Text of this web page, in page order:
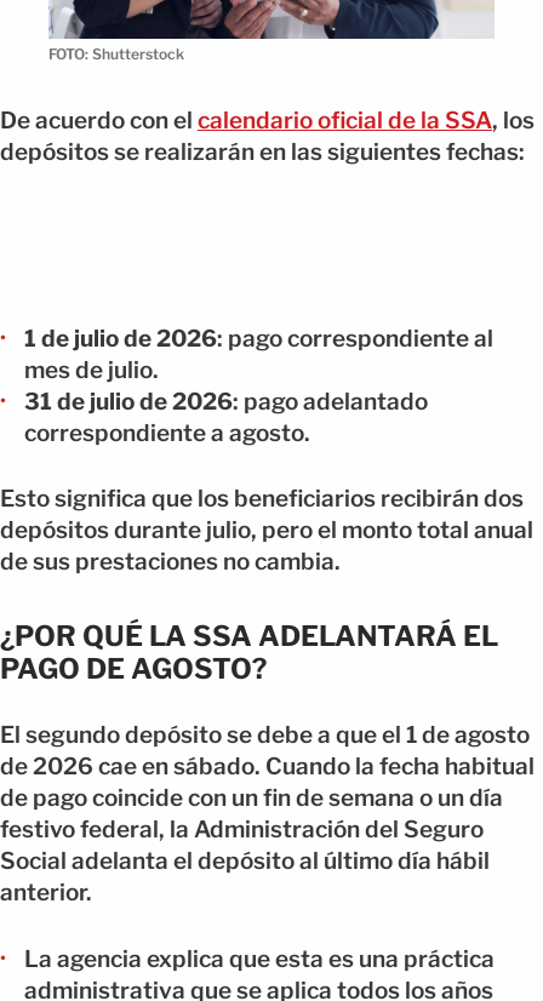
FOTO: Shutterstock
De acuerdo con el calendario oficial de la SSA, los
depósitos se realizarán en las siguientes fechas:
1 de julio de 2026: pago correspondiente al
mes de julio.
31 de julio de 2026: pago adelantado
correspondiente a agosto.
Esto significa que los beneficiarios recibirán dos
depósitos durante julio, pero el monto total anual
de sus prestaciones no cambia.
¿POR QUÉ LA SSA ADELANTARÁ EL
PAGO DE AGOSTO?
El segundo depósito se debe a que el 1 de agosto
de 2026 cae en sábado. Cuando la fecha habitual
de pago coincide con un fin de semana o un día
festivo federal, la Administración del Seguro
Social adelanta el depósito al último día hábil
anterior.
La agencia explica que esta es una práctica
administrativa que se aplica todos los años